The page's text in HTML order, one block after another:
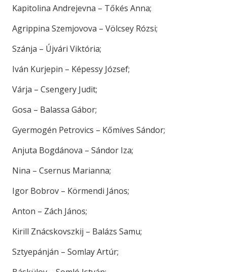
Kapitolina Andrejevna – Tőkés Anna;
Agrippina Szemjovova – Völcsey Rózsi;
Szánja – Újvári Viktória;
Iván Kurjepin – Képessy József;
Várja – Csengery Judit;
Gosa – Balassa Gábor;
Gyermogén Petrovics – Kőmíves Sándor;
Anjuta Bogdánova – Sándor Iza;
Nina – Csernus Marianna;
Igor Bobrov – Körmendi János;
Anton – Zách János;
Kirill Znácskovszkij – Balázs Samu;
Sztyepánján – Somlay Artúr;